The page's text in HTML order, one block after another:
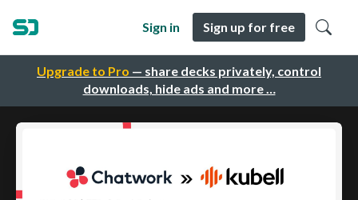
Upgrade to Pro — share decks privately, control
downloads, hide ads and more …
Sign in Sign up for free